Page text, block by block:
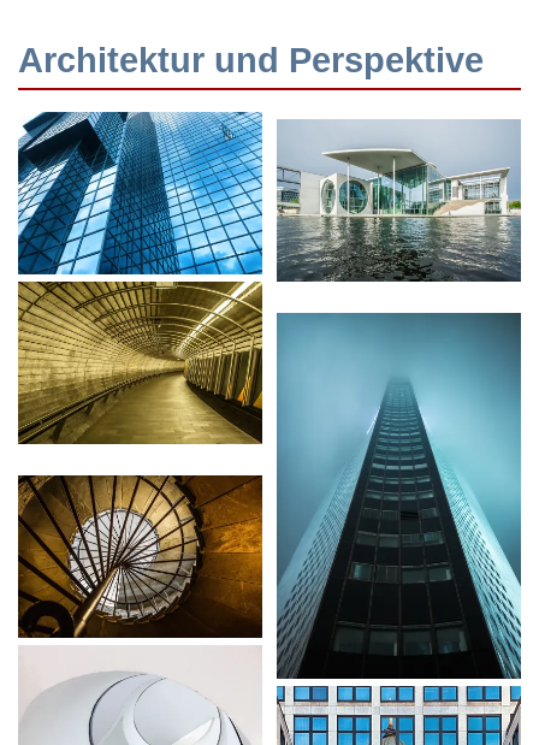
Architektur und Perspektive